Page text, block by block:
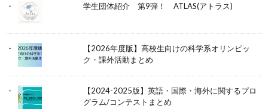
学生団体紹介 第9弾！ ATLAS(アトラス)
【2026年度版】高校生向けの科学系オリンピッ
ク・課外活動まとめ
【2024-2025版】英語・国際・海外に関するプロ
グラム/コンテストまとめ